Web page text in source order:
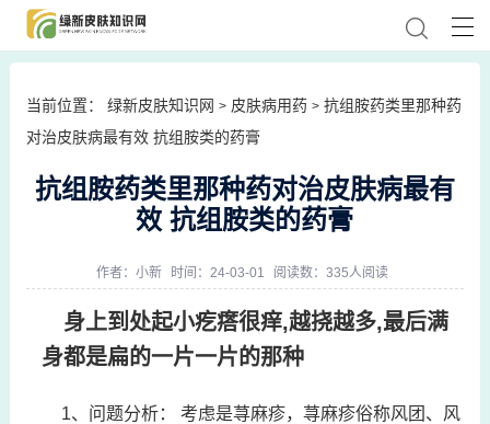
当前位置： 绿新皮肤知识网 > 皮肤病用药 > 抗组胺药类里那种药
对治皮肤病最有效 抗组胺类的药膏
抗组胺药类里那种药对治皮肤病最有
效 抗组胺类的药膏
作者： 小新 时间：24-03-01 阅读数：335人阅读
身上到处起小疙瘩很痒,越挠越多,最后满
身都是扁的一片一片的那种
1、问题分析： 考虑是荨麻疹，荨麻疹俗称风团、风